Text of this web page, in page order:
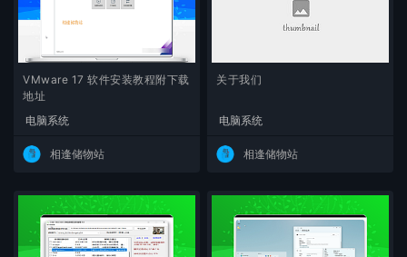
VMware 17 软件安装教程附下载
地址
电脑系统
相逢储物站
关于我们
电脑系统
相逢储物站